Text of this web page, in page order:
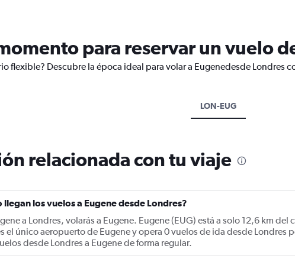
para reservar un vuelo
flexible? Descubre la época ideal para volar a Eugenedesde Londres
LON-EUG
relacionada con tu viaje
los vuelos a Eugene desde Londres?
a Londres, volarás a Eugene. Eugene (EUG) está a solo 12,6 km del
el único aeropuerto de Eugene y opera 0 vuelos de ida desde Londres
desde Londres a Eugene de forma regular.